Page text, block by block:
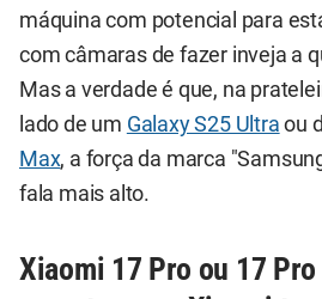
máquina com potencial para
com câmaras de fazer inveja a
Mas a verdade é que, na
lado de um Galaxy S25 Ultra ou
Max, a força da marca
fala mais alto.
Xiaomi 17 Pro ou 17